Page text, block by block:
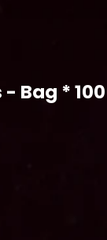
Bag * 100